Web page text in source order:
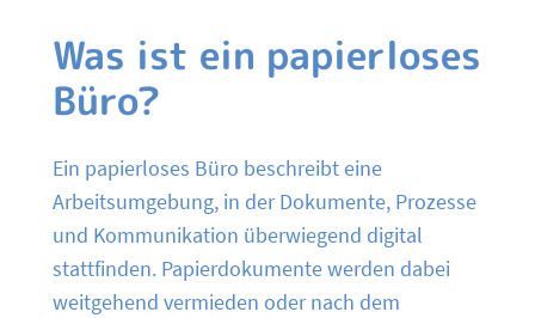
Was ist ein papierloses
Büro?
Ein papierloses Büro beschreibt eine
Arbeitsumgebung, in der Dokumente, Prozesse
und Kommunikation überwiegend digital
stattfinden. Papierdokumente werden dabei
weitgehend vermieden oder nach dem